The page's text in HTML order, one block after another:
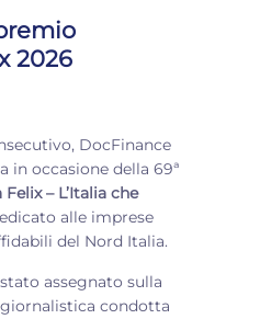
2026
DocFinance
in occasione della 69ª
– L’Italia che
alle imprese
del Nord Italia.
assegnato sulla
giornalistica condotta